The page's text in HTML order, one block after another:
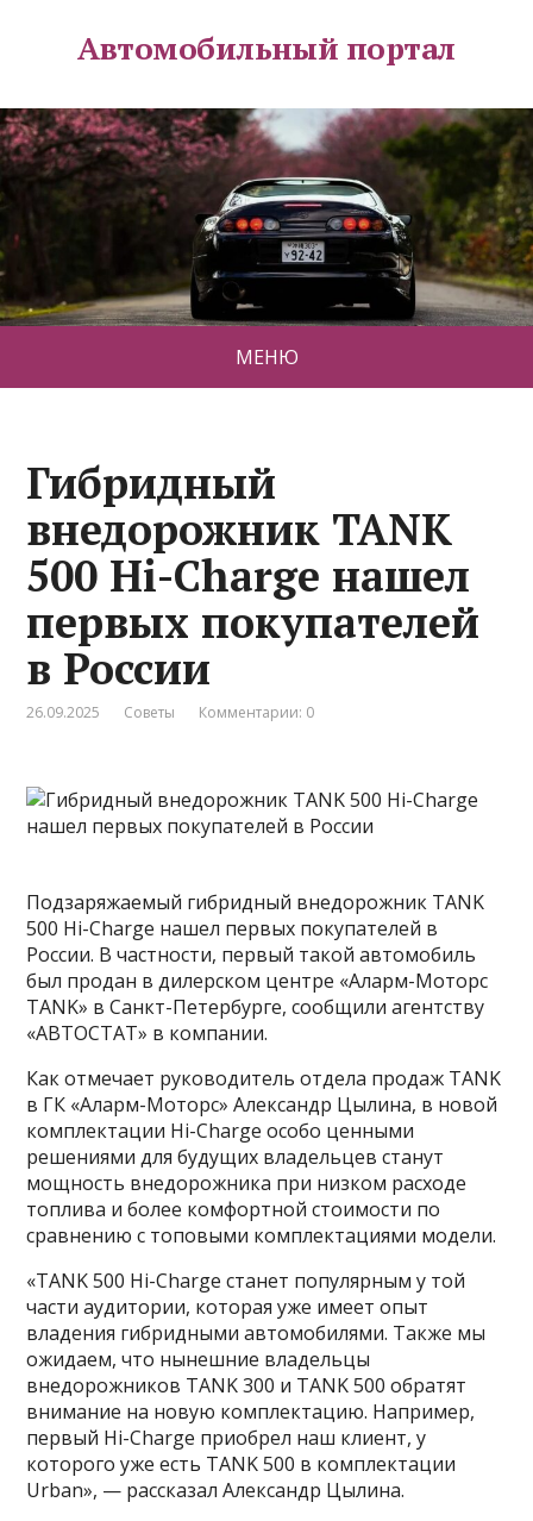
Автомобильный портал
МЕНЮ
Гибридный
внедорожник TANK
500 Hi-Charge нашел
первых покупателей
в России
26.09.2025 Советы Комментарии: 0
Подзаряжаемый гибридный внедорожник TANK
500 Hi-Charge нашел первых покупателей в
России. В частности, первый такой автомобиль
был продан в дилерском центре «Аларм-Моторс
TANK» в Санкт-Петербурге, сообщили агентству
«АВТОСТАТ» в компании.
Как отмечает руководитель отдела продаж TANK
в ГК «Аларм-Моторс» Александр Цылина, в новой
комплектации Hi-Charge особо ценными
решениями для будущих владельцев станут
мощность внедорожника при низком расходе
топлива и более комфортной стоимости по
сравнению с топовыми комплектациями модели.
«TANK 500 Hi-Charge станет популярным у той
части аудитории, которая уже имеет опыт
владения гибридными автомобилями. Также мы
ожидаем, что нынешние владельцы
внедорожников TANK 300 и TANK 500 обратят
внимание на новую комплектацию. Например,
первый Hi-Charge приобрел наш клиент, у
которого уже есть TANK 500 в комплектации
Urban», — рассказал Александр Цылина.